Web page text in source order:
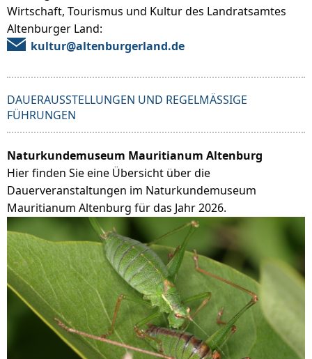
Wirtschaft, Tourismus und Kultur des Landratsamtes
Altenburger Land:
kultur@altenburgerland.de
DAUERAUSSTELLUNGEN UND REGELMÄSSIGE F
ÜHRUNGEN
Naturkundemuseum Mauritianum Altenburg
Hier finden Sie eine Übersicht über die
Dauerveranstaltungen im Naturkundemuseum
Mauritianum Altenburg für das Jahr 2026.